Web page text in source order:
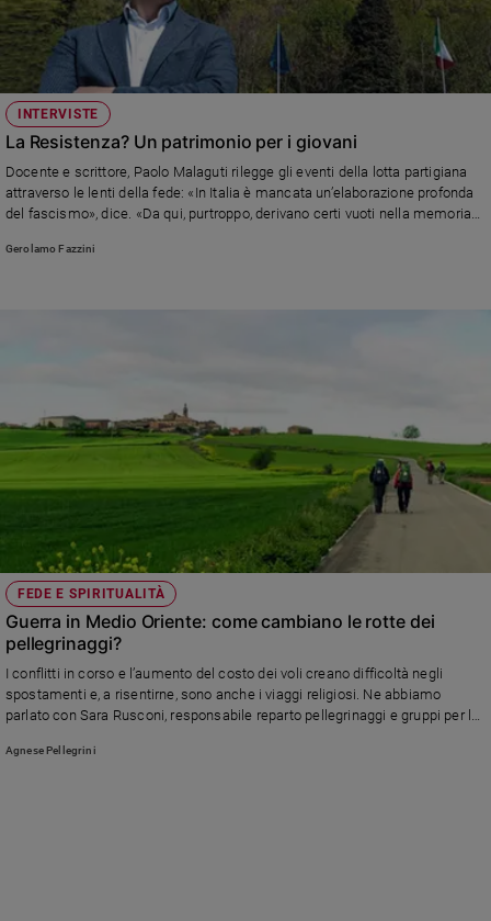
INTERVISTE
La Resistenza? Un patrimonio per i giovani
Docente e scrittore, Paolo Malaguti rilegge gli eventi della lotta partigiana
attraverso le lenti della fede: «In Italia è mancata un’elaborazione profonda
del fascismo», dice. «Da qui, purtroppo, derivano certi vuoti nella memoria
Gerolamo Fazzini
FEDE E SPIRITUALITÀ
Guerra in Medio Oriente: come cambiano le rotte dei
pellegrinaggi?
I conflitti in corso e l’aumento del costo dei voli creano difficoltà negli
spostamenti e, a risentirne, sono anche i viaggi religiosi. Ne abbiamo
parlato con Sara Rusconi, responsabile reparto pellegrinaggi e gruppi per la
Agnese Pellegrini